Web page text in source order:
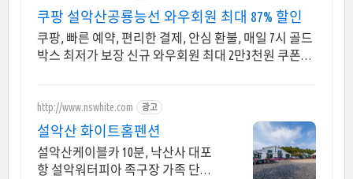
쿠팡 설악산공룡능선 와우회원 최대 87% 할인
쿠팡, 빠른 예약, 편리한 결제, 안심 환불, 매일 7시 골드
박스 최저가 보장 신규 와우회원 최대 2만3천원 쿠폰팩
http://www.nswhite.com 광고
설악산 화이트홈펜션
설악산케이블카 10분, 낙산사 대포
항 설악워터피아 족구장 가족 단체